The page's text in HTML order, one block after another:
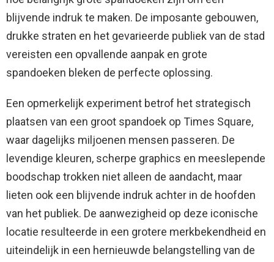
blijvende indruk te maken. De imposante gebouwen,
drukke straten en het gevarieerde publiek van de stad
vereisten een opvallende aanpak en grote
spandoeken bleken de perfecte oplossing.
Een opmerkelijk experiment betrof het strategisch
plaatsen van een groot spandoek op Times Square,
waar dagelijks miljoenen mensen passeren. De
levendige kleuren, scherpe graphics en meeslepende
boodschap trokken niet alleen de aandacht, maar
lieten ook een blijvende indruk achter in de hoofden
van het publiek. De aanwezigheid op deze iconische
locatie resulteerde in een grotere merkbekendheid en
uiteindelijk in een hernieuwde belangstelling van de